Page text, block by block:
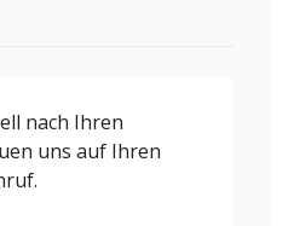
nach Ihren
uns auf Ihren